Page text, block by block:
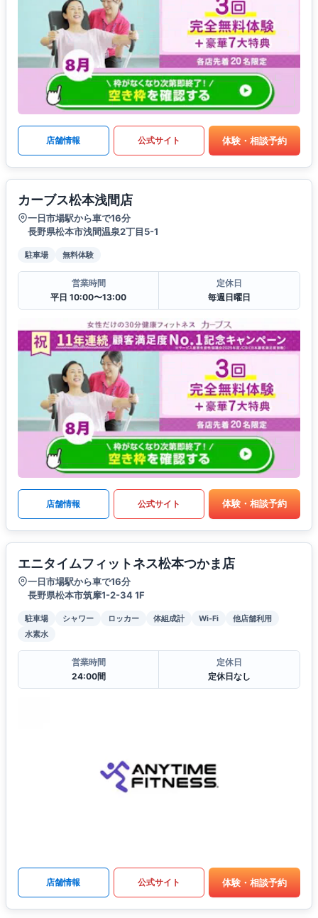
店舗情報 公式サイト 体験・相談予約
カーブス松本浅間店
一日市場駅から車で16分
長野県松本市浅間温泉2丁目5-1
駐車場 無料体験
営業時間
平日 10:00〜13:00
定休日
毎週日曜日
店舗情報 公式サイト 体験・相談予約
エニタイムフィットネス松本つかま店
一日市場駅から車で16分
長野県松本市筑摩1-2-34 1F
駐車場 シャワー ロッカー 体組成計 Wi-Fi
他店舗利用
水素水
営業時間
24:00間
定休日
定休日なし
店舗情報 公式サイト 体験・相談予約